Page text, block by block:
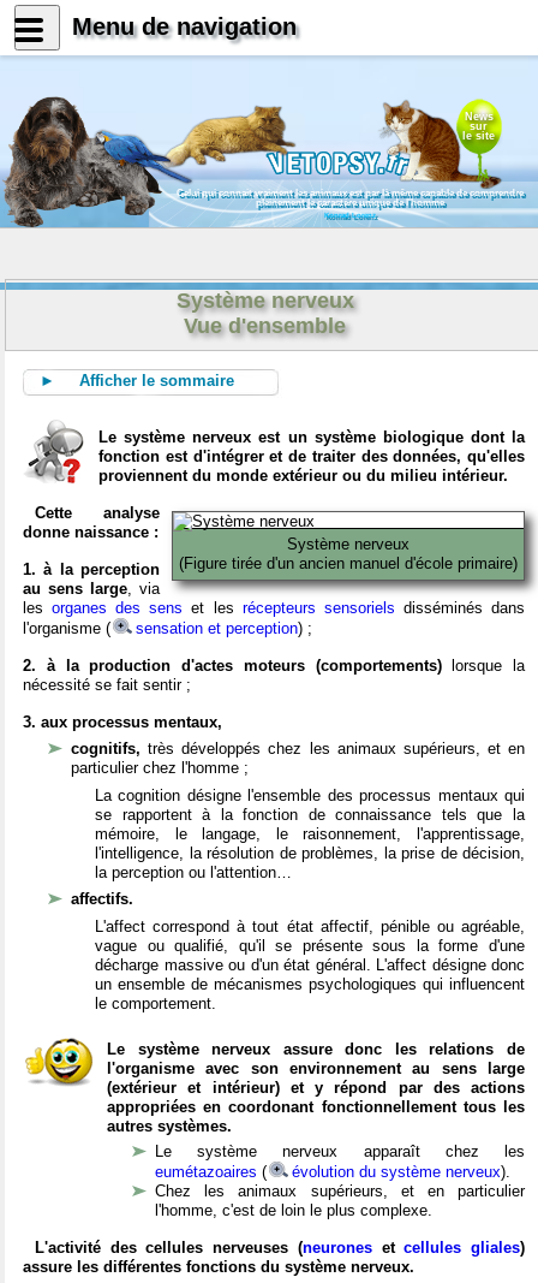
News
sur
le site
Celui qui connait vraiment les animaux est par là même capable de comprendre
pleinement le caractère unique de l'homme
Konrad Lorenz
Système nerveux
Vue d'ensemble
► Afficher le sommaire
Le système nerveux est un système biologique dont la
fonction est d'intégrer et de traiter des données, qu'elles
proviennent du monde extérieur ou du milieu intérieur.
Système nerveux
(Figure tirée d'un ancien manuel d'école primaire)
Cette analyse
donne naissance :
1. à la perception
au sens large, via
lesorganes des sens et les récepteurs sensoriels disséminés dans
l'organisme (
sensation et perception) ;
2. à la production d'actes moteurs (comportements)lorsque la
nécessité se fait sentir ;
3. aux processus mentaux,
cognitifs,très développés chez les animaux supérieurs, et en
particulier chez l'homme ;
La cognition désigne l'ensemble des processus mentaux qui
se rapportent à la fonction de connaissance tels que la
mémoire, le langage, le raisonnement, l'apprentissage,
l'intelligence, la résolution de problèmes, la prise de décision,
la perception ou l'attention…
affectifs.
L'affect correspond à tout état affectif, pénible ou agréable,
vague ou qualifié, qu'il se présente sous la forme d'une
décharge massive ou d'un état général. L'affect désigne donc
un ensemble de mécanismes psychologiques qui influencent
le comportement.
Le système nerveux assure donc les relations de
l'organisme avec son environnement au sens large
(extérieur et intérieur) et y répond par des actions
appropriées en coordonant fonctionnellement tous les
autres systèmes.
Le système nerveux apparaît chez les
eumétazoaires ( évolution du système nerveux).
Chez les animaux supérieurs, et en particulier
l'homme, c'est de loin le plus complexe.
L'activité des cellules nerveuses (neuronesetcellules gliales)
assure les différentes fonctions du système nerveux.
Menu de navigation